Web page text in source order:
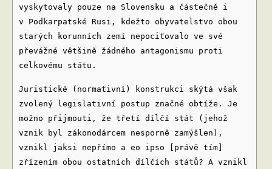
vyskytovaly pouze na Slovensku a částečně i
v Podkarpatské Rusi, kdežto obyvatelstvo obou
starých korunních zemí nepociťovalo ve své
převážné většině žádného antagonismu proti
celkovému státu.
Juristické (normativní) konstrukci skýtá však
zvolený legislativní postup značné obtíže. Je
možno přijmouti, že třetí dílčí stát (jehož
vznik byl zákonodárcem nesporně zamýšlen),
vznikl jaksi nepřímo a eo ipso [právě tím]
zřízením obou ostatních dílčích států? A vznikl